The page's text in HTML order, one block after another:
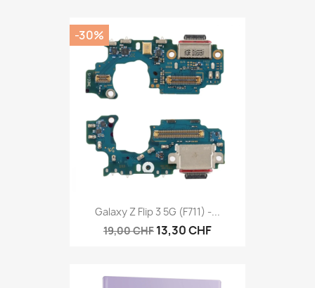
Galaxy Z Flip 3 5G (F711) -...
19,00 CHF 13,30 CHF
-30%